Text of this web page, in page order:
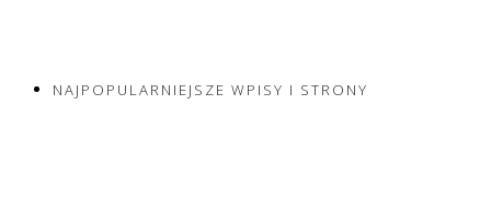
NAJPOPULARNIEJSZE WPISY I STRONY